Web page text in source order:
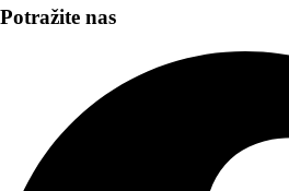
Potražite nas